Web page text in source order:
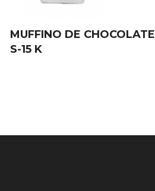
MUFFINO DE CHOCOLATE
S-15 K